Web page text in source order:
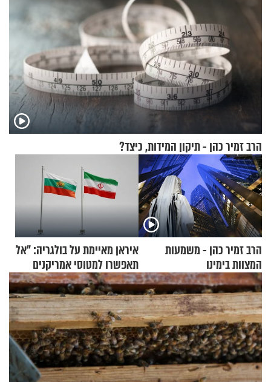
הרב זמיר כהן - תיקון המידות, כיצד?
הרב זמיר כהן - משמעות
המצוות בימינו
איראן מאיימת על בולגריה: "אל
תאפשרו למטוסי אמריקנים
להמריא מהשטח שלכם"